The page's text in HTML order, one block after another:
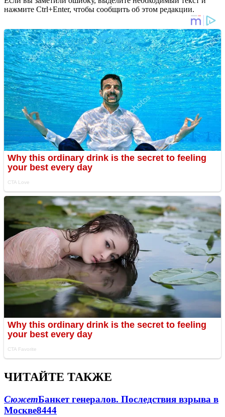
нажмите Ctrl+Enter, чтобы сообщить об этом редакции.
ЧИТАЙТЕ ТАКЖЕ
СюжетБанкет генералов. Последствия взрыва в
Москве8444